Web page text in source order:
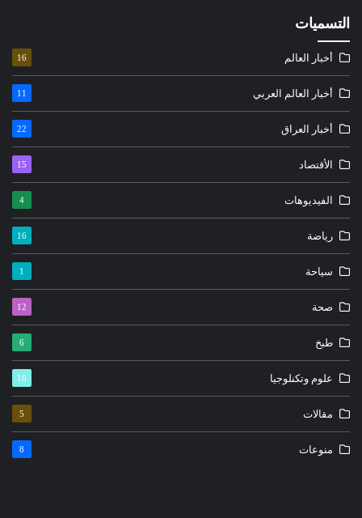
التسميات
أخبار العالم 16
أخبار العالم العربي 11
أخبار العراق 22
الأقتصاد 15
الفيديوهات 4
رياضة 16
سياحة 1
صحة 12
طبخ 6
علوم وتكنلوجيا 10
مقالات 5
منوعات 8